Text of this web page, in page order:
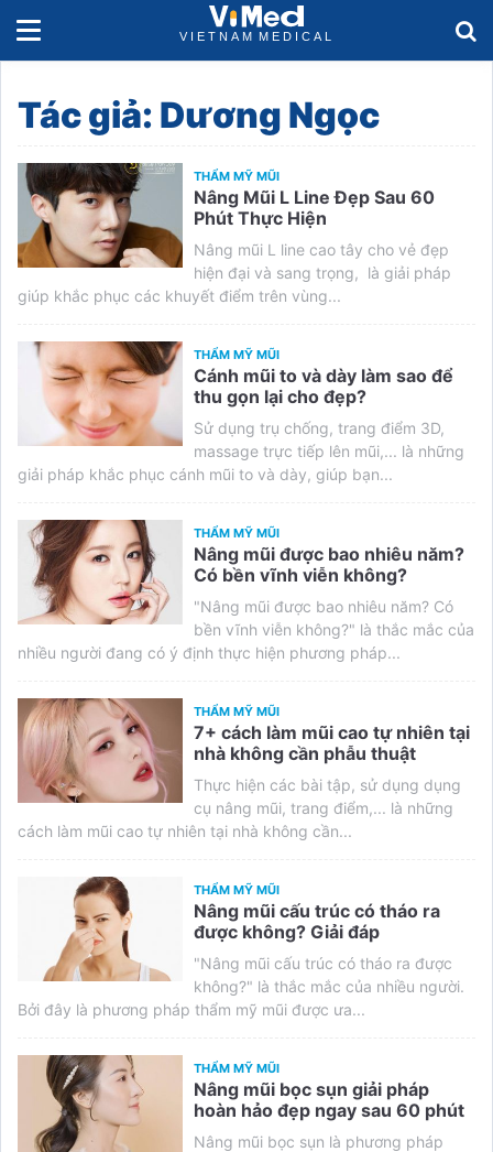
Tác giả: Dương Ngọc
THẨM MỸ MŨI
Nâng Mũi L Line Đẹp Sau 60
Phút Thực Hiện
Nâng mũi L line cao tây cho vẻ đẹp
hiện đại và sang trọng, là giải pháp
giúp khắc phục các khuyết điểm trên vùng...
THẨM MỸ MŨI
Cánh mũi to và dày làm sao để
thu gọn lại cho đẹp?
Sử dụng trụ chống, trang điểm 3D,
massage trực tiếp lên mũi,... là những
giải pháp khắc phục cánh mũi to và dày, giúp bạn...
THẨM MỸ MŨI
Nâng mũi được bao nhiêu năm?
Có bền vĩnh viễn không?
"Nâng mũi được bao nhiêu năm? Có
bền vĩnh viễn không?" là thắc mắc của
nhiều người đang có ý định thực hiện phương pháp...
THẨM MỸ MŨI
7+ cách làm mũi cao tự nhiên tại
nhà không cần phẫu thuật
Thực hiện các bài tập, sử dụng dụng
cụ nâng mũi, trang điểm,... là những
cách làm mũi cao tự nhiên tại nhà không cần...
THẨM MỸ MŨI
Nâng mũi cấu trúc có tháo ra
được không? Giải đáp
"Nâng mũi cấu trúc có tháo ra được
không?" là thắc mắc của nhiều người.
Bởi đây là phương pháp thẩm mỹ mũi được ưa...
THẨM MỸ MŨI
Nâng mũi bọc sụn giải pháp
hoàn hảo đẹp ngay sau 60 phút
Nâng mũi bọc sụn là phương pháp